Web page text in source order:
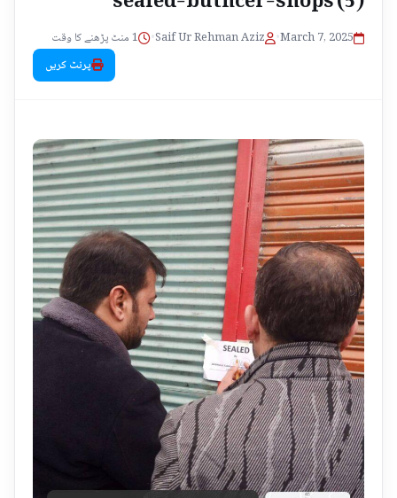
March 7, 2025
•
Saif Ur Rehman Aziz
•
1 منٹ پڑھنے کا وقت
پرنٹ کریں